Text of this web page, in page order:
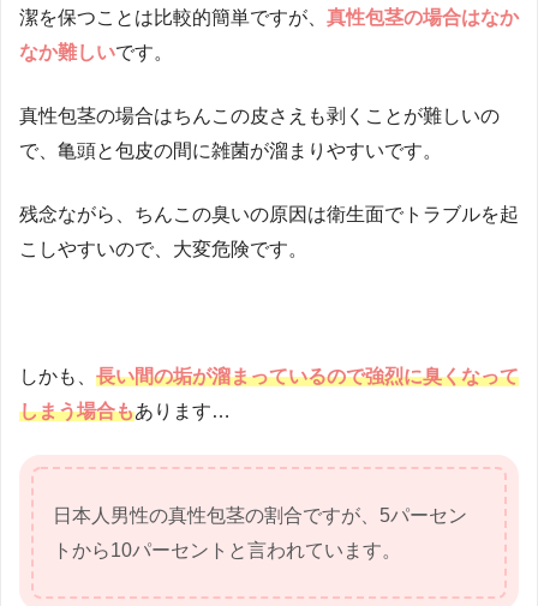
潔を保つことは比較的簡単ですが、 真性包茎の場合はなか
なか難しいです。
真性包茎の場合はちんこの皮さえも剥くことが難しいの
で、亀頭と包皮の間に雑菌が溜まりやすいです。
残念ながら、ちんこの臭いの原因は衛生面でトラブルを起
こしやすいので、大変危険です。
しかも、 長い間の垢が溜まっているので強烈に臭くなって
しまう場合もあります…
日本人男性の真性包茎の割合ですが、5パーセン
トから10パーセントと言われています。